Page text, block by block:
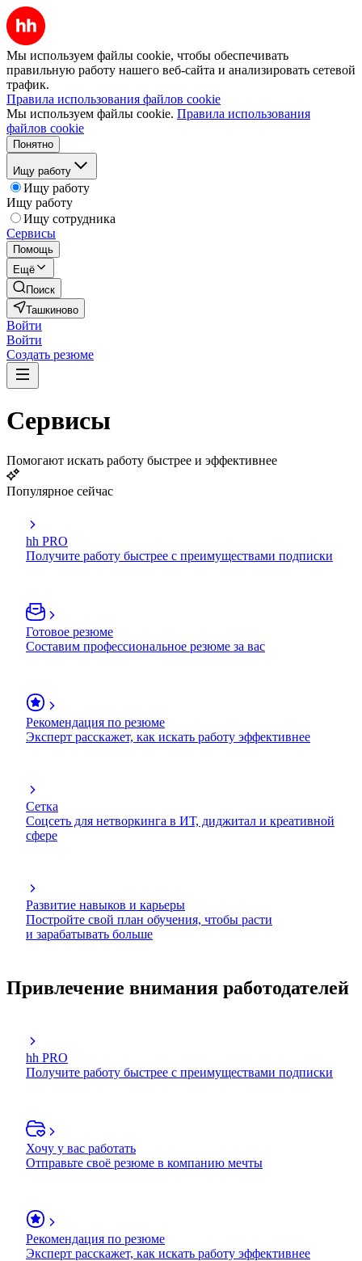
Мы используем файлы cookie, чтобы обеспечивать
правильную работу нашего веб-сайта и анализировать сетевой
трафик.
Правила использования файлов cookie
Мы используем файлы cookie. Правила использования
файлов cookie
Понятно
Ищу работу
Ищу работу
Ищу работу
Ищу сотрудника
Сервисы
Помощь
Ещё
Поиск
Ташкиново
Войти
Войти
Создать резюме
Сервисы
Помогают искать работу быстрее и эффективнее
Популярное сейчас
hh PRO
Получите работу быстрее с преимуществами подписки
Готовое резюме
Составим профессиональное резюме за вас
Рекомендация по резюме
Эксперт расскажет, как искать работу эффективнее
Сетка
Соцсеть для нетворкинга в ИТ, диджитал и креативной
сфере
Развитие навыков и карьеры
Постройте свой план обучения, чтобы расти
и зарабатывать больше
Привлечение внимания работодателей
hh PRO
Получите работу быстрее с преимуществами подписки
Хочу у вас работать
Отправьте своё резюме в компанию мечты
Рекомендация по резюме
Эксперт расскажет, как искать работу эффективнее